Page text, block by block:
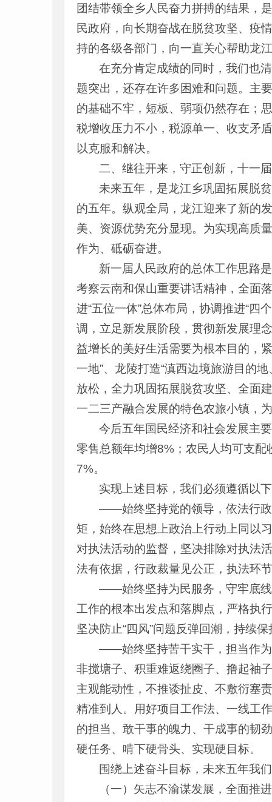
团结带领全乡人民奋力拼搏的结果，
民政府，向长期奋战在脱贫攻坚、疫
持的各级各部门，向一直关心帮助龙
在充分肯定成绩的同时，我们也
题突出，还存在许多困难和问题。主
的基础不牢，短板、弱项仍然存在；
税增收压力不小，税源单一、收支矛
以克服和解决。
二、继往开来，守正创新，十一
未来五年，是龙江乡巩固拓展脱
的五年。纵观全局，龙江迎来了新的
美、资源优势充分显现。为实现高质
作为、砥砺奋进。
新一届人民政府的总体工作思路
考察云南和保山重要讲话精神，全面
进“五位一体”总体布局，协调推进“四
调，立足新发展阶段，贯彻新发展理
益增长的美好生活需要为根本目的，
一地”、龙陵打造“滇西边境旅游目的
放松，全力巩固拓展脱贫攻坚、全面
一二三产融合发展的特色农旅小镇，
今后五年国民经济和社会发展主
零售总额年均增8%；农民人均可支
7%。
实现上述目标，我们必须遵循以
——始终坚持党的领导，依法行政
矩，始终在思想上政治上行动上同以
对执法活动的监督，坚决排除对执法
法有依据，行政裁量见公正，执法环
——始终坚持为民服务，守牢底线
工作的根本出发点和落脚点，严格执
坚决防止“四风”问题反弹回潮，持续
——始终坚持苦干实干，担当作为
非搅塘子、积重难返绕圈子、撸起袖
主观能动性，不推诿扯皮、不敷衍塞
精准到人。用好项目工作法、一线工
的担当、敢干事的魄力、干成事的韧
硬任务、啃下硬骨头、实现硬目标。
围绕上述奋斗目标，未来五年我
（一）矢志不渝谋发展，全面推